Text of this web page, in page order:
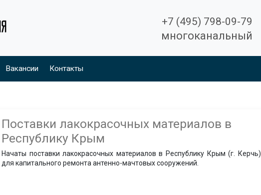
+7 (495) 798-09-79
многоканальный
Вакансии Контакты
Поставки лакокрасочных материалов в
Республику Крым
Начаты поставки лакокрасочных материалов в Республику Крым (г. Керчь)
для капитального ремонта антенно-мачтовых сооружений.